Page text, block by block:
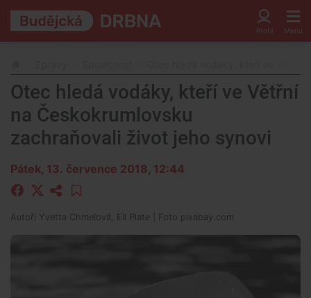
Otec hledá vodáky, kteří ve Větřní
na Českokrumlovsku
zachraňovali život jeho synovi
Pátek, 13. července 2018, 12:44
Autoři Yvetta Chmelová, Ell Plate | Foto pixabay.com